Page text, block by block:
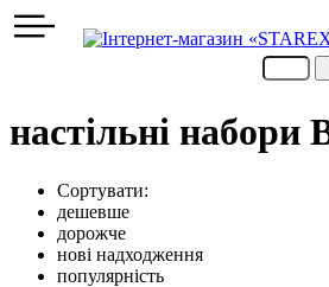
настільні набори
Сортувати:
дешевше
дорожче
нові надходження
популярність
063